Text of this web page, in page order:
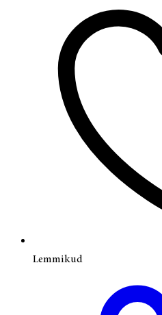
Lemmikud